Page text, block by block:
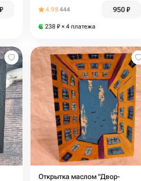
₽ 4.98444 950₽
238 ₽ × 4 платежа
Открытка маслом "Двор-